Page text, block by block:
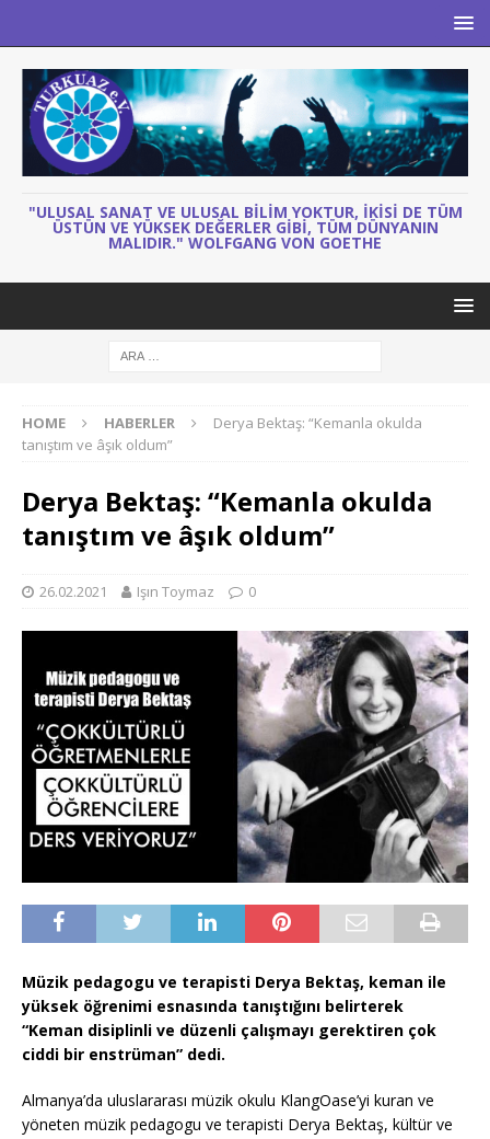
"ULUSAL SANAT VE ULUSAL BILIM YOKTUR, IKISI DE TÜM
ÜSTÜN VE YÜKSEK DEĞERLER GIBI, TÜM DÜNYANIN
MALIDIR." WOLFGANG VON GOETHE
HOME HABERLER
Derya Bektaş: “Kemanla okulda
tanıştım ve âşık oldum”
Derya Bektaş: “Kemanla okulda
tanıştım ve âşık oldum”
26.02.2021 Işın Toymaz 0
Müzik pedagogu ve terapisti Derya Bektaş, keman ile
yüksek öğrenimi esnasında tanıştığını belirterek
“Keman disiplinli ve düzenli çalışmayı gerektiren çok
ciddi bir enstrüman” dedi.
Almanya’da uluslararası müzik okulu KlangOase’yi kuran ve
yöneten müzik pedagogu ve terapisti Derya Bektaş, kültür ve